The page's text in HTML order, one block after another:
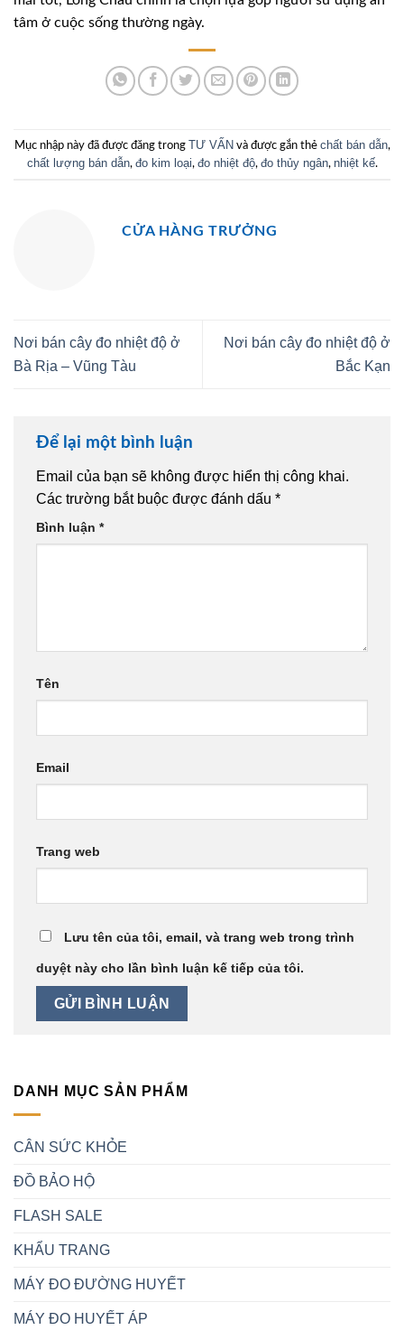
tâm ở cuộc sống thường ngày.
Mục nhập này đã được đăng trong TƯ VẤN và được gắn thẻ chất bán dẫn,
chất lượng bán dẫn, đo kim loại, đo nhiệt độ, đo thủy ngân, nhiệt kế.
CỬA HÀNG TRƯỞNG
Nơi bán cây đo nhiệt độ ở
Bà Rịa – Vũng Tàu
Nơi bán cây đo nhiệt độ ở
Bắc Kạn
Để lại một bình luận
Email của bạn sẽ không được hiển thị công khai.
Các trường bắt buộc được đánh dấu *
Bình luận *
Tên
Email
Trang web
Lưu tên của tôi, email, và trang web trong trình
duyệt này cho lần bình luận kế tiếp của tôi.
DANH MỤC SẢN PHẨM
CÂN SỨC KHỎE
ĐỒ BẢO HỘ
FLASH SALE
KHẨU TRANG
MÁY ĐO ĐƯỜNG HUYẾT
MÁY ĐO HUYẾT ÁP